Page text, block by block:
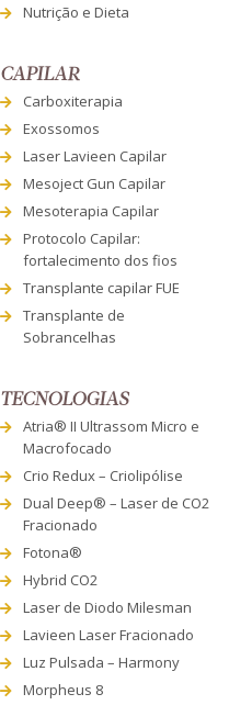
Nutrição e Dieta
CAPILAR
Carboxiterapia
Exossomos
Laser Lavieen Capilar
Mesoject Gun Capilar
Mesoterapia Capilar
Protocolo Capilar:
fortalecimento dos fios
Transplante capilar FUE
Transplante de
Sobrancelhas
TECNOLOGIAS
Atria® II Ultrassom Micro e
Macrofocado
Crio Redux – Criolipólise
Dual Deep® – Laser de CO2
Fracionado
Fotona®
Hybrid CO2
Laser de Diodo Milesman
Lavieen Laser Fracionado
Luz Pulsada – Harmony
Morpheus 8